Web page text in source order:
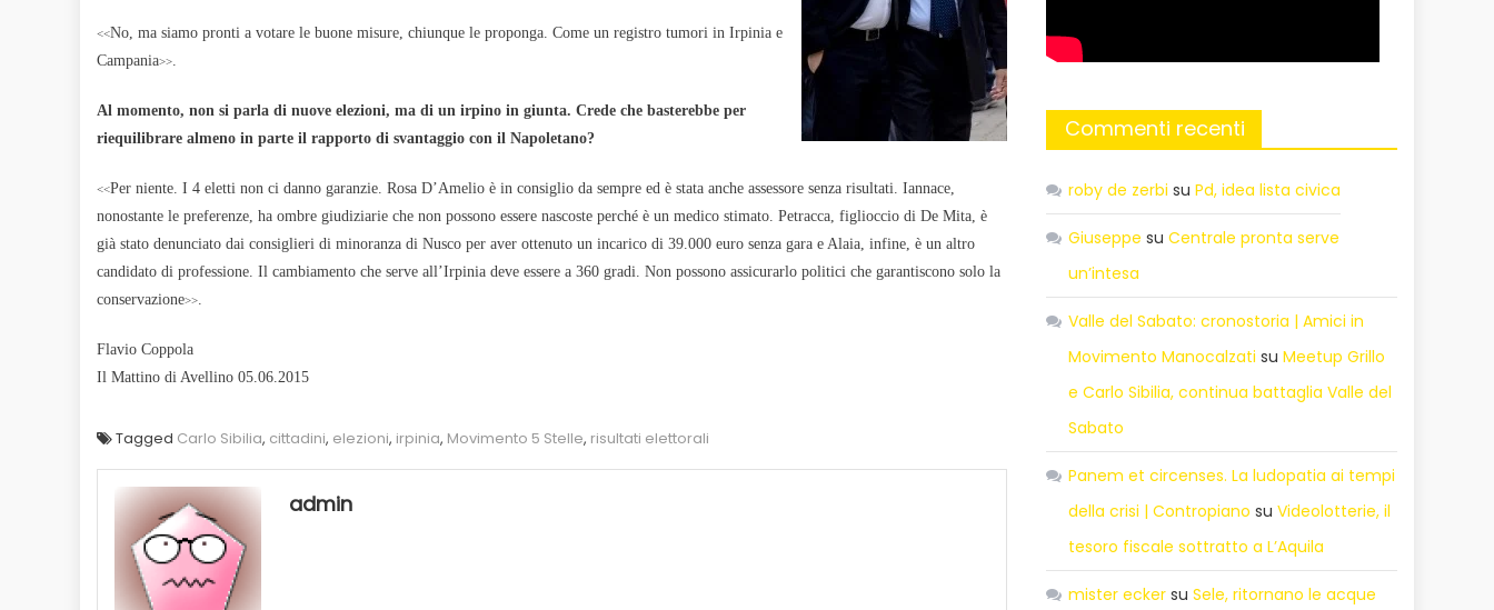
<<No, ma siamo pronti a votare le buone misure, chiunque le proponga. Come un registro tumori in Irpinia e
Campania>>.
Al momento, non si parla di nuove elezioni, ma di un irpino in giunta. Crede che basterebbe per
riequilibrare almeno in parte il rapporto di svantaggio con il Napoletano?
<<Per niente. I 4 eletti non ci danno garanzie. Rosa D’Amelio è in consiglio da sempre ed è stata anche assessore senza risultati. Iannace,
nonostante le preferenze, ha ombre giudiziarie che non possono essere nascoste perché è un medico stimato. Petracca, figlioccio di De Mita, è
già stato denunciato dai consiglieri di minoranza di Nusco per aver ottenuto un incarico di 39.000 euro senza gara e Alaia, infine, è un altro
candidato di professione. Il cambiamento che serve all’Irpinia deve essere a 360 gradi. Non possono assicurarlo politici che garantiscono solo la
conservazione>>.
Flavio Coppola
Il Mattino di Avellino 05.06.2015
Tagged Carlo Sibilia, cittadini, elezioni, irpinia, Movimento 5 Stelle, risultati elettorali
admin
Commenti recenti
roby de zerbi suPd, idea lista civica
Giuseppe suCentrale pronta serve
un’intesa
Valle del Sabato: cronostoria | Amici in
Movimento Manocalzati suMeetup Grillo
e Carlo Sibilia, continua battaglia Valle del
Sabato
Panem et circenses. La ludopatia ai tempi
della crisi | Contropiano suVideolotterie, il
tesoro fiscale sottratto a L’Aquila
mister ecker suSele, ritornano le acque